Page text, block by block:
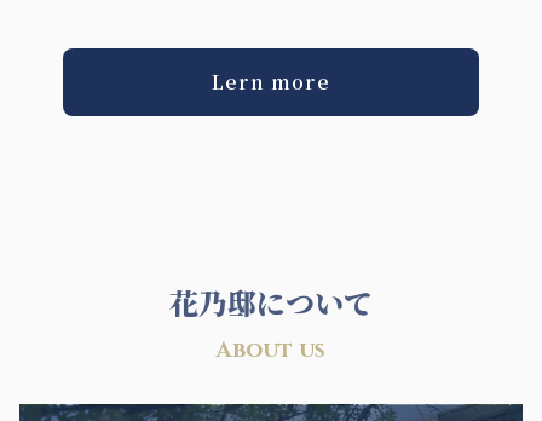
Lern more
花乃邸について
About us